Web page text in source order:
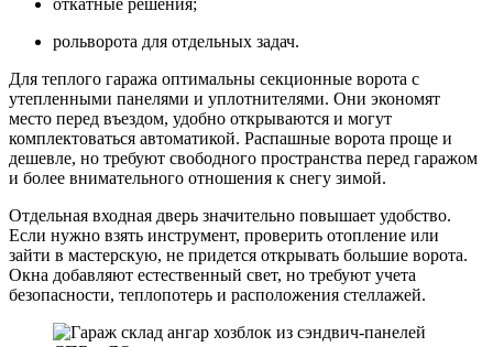
рольворота для отдельных задач.
Для теплого гаража оптимальны секционные ворота с
утепленными панелями и уплотнителями. Они экономят
место перед въездом, удобно открываются и могут
комплектоваться автоматикой. Распашные ворота проще и
дешевле, но требуют свободного пространства перед гаражом
и более внимательного отношения к снегу зимой.
Отдельная входная дверь значительно повышает удобство.
Если нужно взять инструмент, проверить отопление или
зайти в мастерскую, не придется открывать большие ворота.
Окна добавляют естественный свет, но требуют учета
безопасности, теплопотерь и расположения стеллажей.